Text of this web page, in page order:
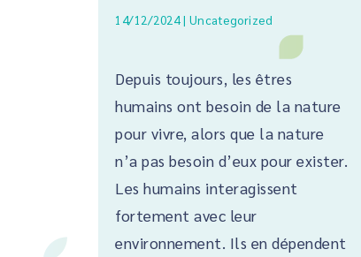
14/12/2024| Uncategorized
Depuis toujours, les êtres
humains ont besoin de la nature
pour vivre, alors que la nature
n’a pas besoin d’eux pour exister.
Les humains interagissent
fortement avec leur
environnement. Ils en dépendent